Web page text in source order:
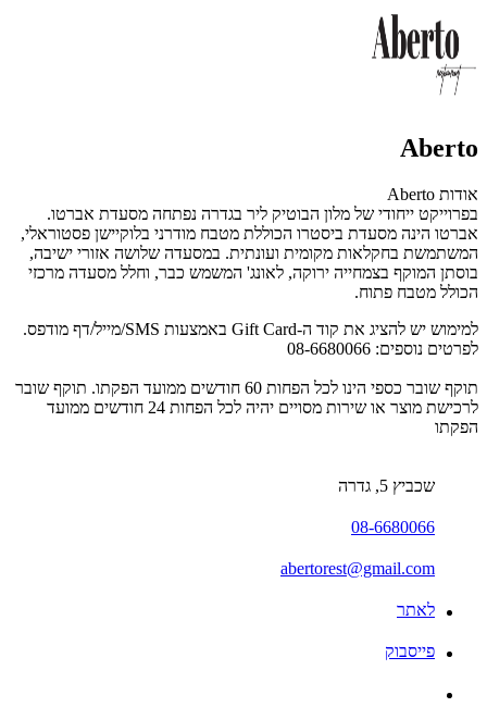
Aberto
אודות Aberto
בפרוייקט ייחודי של מלון הבוטיק ליר בגדרה נפתחה מסעדת אברטו.
אברטו הינה מסעדת ביסטרו הכוללת מטבח מודרני בלוקיישן פסטוראלי,
המשתמשת בחקלאות מקומית ועונתית. במסעדה שלושה אזורי ישיבה,
בוסתן המוקף בצמחייה ירוקה, לאונג' המשמש כבר, וחלל מסעדה מרכזי
הכולל מטבח פתוח.
למימוש יש להציג את קוד ה-Gift Card באמצעות SMS/מייל/דף מודפס.
לפרטים נוספים: 08-6680066
תוקף שובר כספי הינו לכל הפחות 60 חודשים ממועד הפקתו. תוקף שובר
לרכישת מוצר או שירות מסויים יהיה לכל הפחות 24 חודשים ממועד
הפקתו
שכביץ 5, גדרה
08-6680066
abertorest@gmail.com
לאתר
פייסבוק